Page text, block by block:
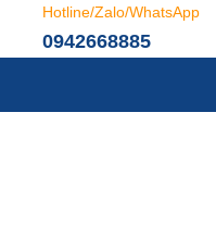
Hotline/Zalo/WhatsApp
0942668885